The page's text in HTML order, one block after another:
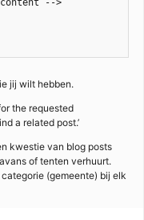
jij wilt hebben.
the requested
a related post.’
kwestie van blog posts
of tenten verhuurt.
(gemeente) bij elk